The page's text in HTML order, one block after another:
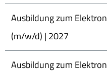
Ausbildung zum
(m/w/d) | 2027
Ausbildung zum